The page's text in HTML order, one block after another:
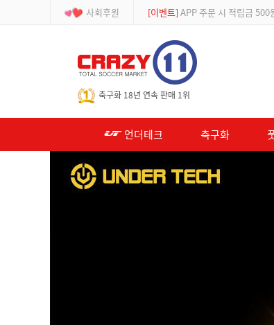
사회후원 [등급제] 회원가입 시 최대 2% 적
축구화 18년 연속 판매 1위
언더테크 축구화